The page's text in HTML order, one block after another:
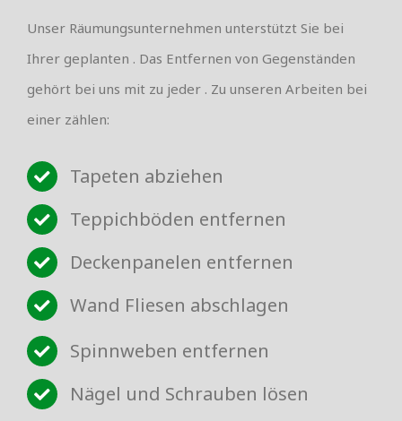
Unser Räumungsunternehmen unterstützt Sie bei
Ihrer geplanten . Das Entfernen von Gegenständen
gehört bei uns mit zu jeder . Zu unseren Arbeiten bei
einer zählen:
Tapeten abziehen
Teppichböden entfernen
Deckenpanelen entfernen
Wand Fliesen abschlagen
Spinnweben entfernen
Nägel und Schrauben lösen